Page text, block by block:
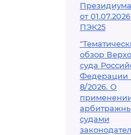
от
ПЭК25
обзор
суда
Федерации
8/2026. О
судами